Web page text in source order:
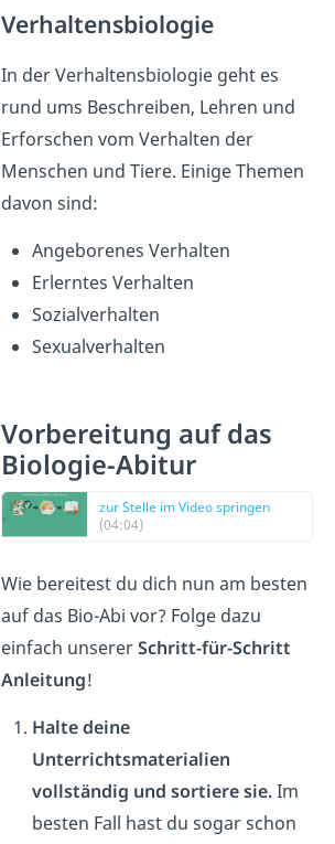
Verhaltensbiologie
In der Verhaltensbiologie geht es
rund ums Beschreiben, Lehren und
Erforschen vom Verhalten der
Menschen und Tiere. Einige Themen
davon sind:
Angeborenes Verhalten
Erlerntes Verhalten
Sozialverhalten
Sexualverhalten
Vorbereitung auf das
Biologie-Abitur
zur Stelle im Video springen
(04:04)
Wie bereitest du dich nun am besten
auf das Bio-Abi vor? Folge dazu
einfach unsererSchritt-für-Schritt
Anleitung!
Halte deine
Unterrichtsmaterialien
vollständig und sortiere sie.Im
besten Fall hast du sogar schon